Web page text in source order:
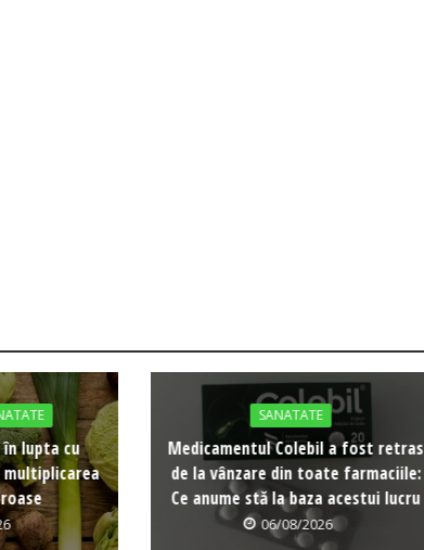
în lupta cu
SANATATE
Medicamentul Colebil a fost retras
de la vânzare din toate farmaciile:
Ce anume stă la baza acestui lucru
06/08/2026